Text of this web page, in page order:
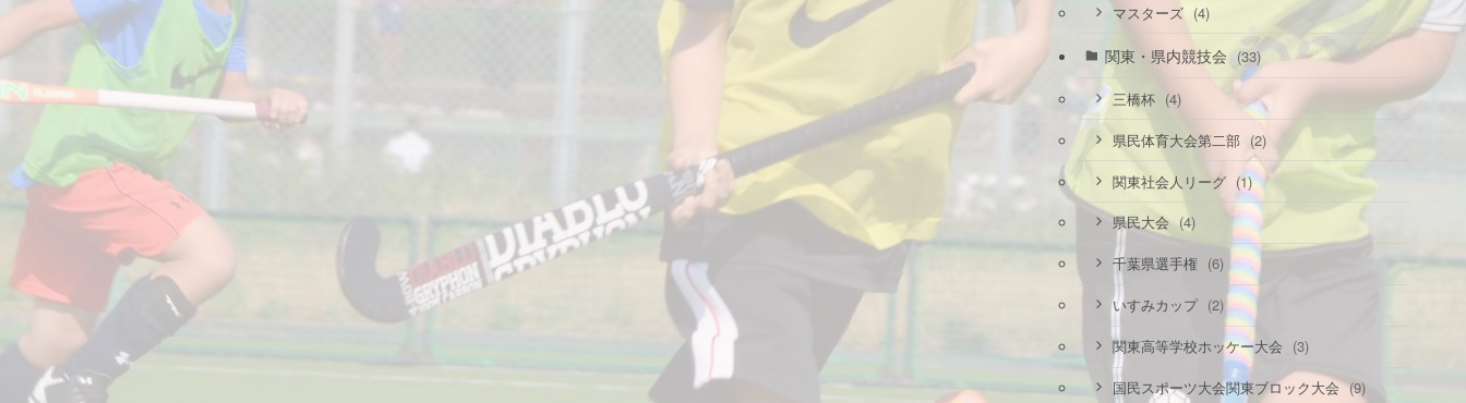
マスターズ (4)
関東・県内競技会 (33)
三橋杯 (4)
県民体育大会第二部 (2)
関東社会人リーグ (1)
県民大会 (4)
千葉県選手権 (6)
いすみカップ (2)
関東高等学校ホッケー大会 (3)
国民スポーツ大会関東ブロック大会 (9)